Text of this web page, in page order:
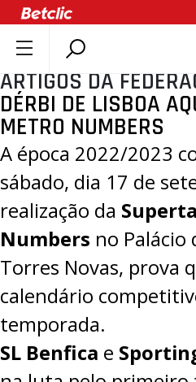
SOBRE A FPB
DOCUMENTOS
ÚLTIMAS
COMPETIÇÕES
ASSOCIAÇÕES
CLUBES
AGENTES
AGENDA
SELEÇÕES
MINIBASQUETE
ÁREA TÉCNICA
ARTIGOS DA
DÉRBI DE LISBOA
METRO NUMBERS
A época 2022/2023
sábado, dia 17 de
realização da
Numbers no Palácio
Torres Novas, prova
calendário
temporada.
SL Benfica e